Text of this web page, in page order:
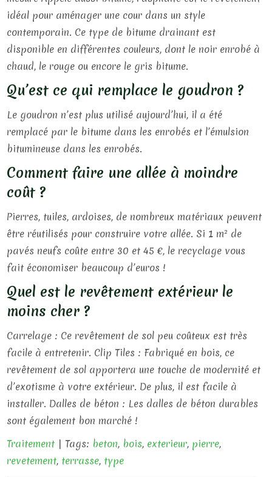
idéal pour aménager une cour dans un style
contemporain. Ce type de bitume drainant est
disponible en différentes couleurs, dont le noir enrobé à
chaud, le rouge ou encore le gris bitume.
Qu’est ce qui remplace le goudron ?
Le goudron n’est plus utilisé aujourd’hui, il a été
remplacé par le bitume dans les enrobés et l’émulsion
bitumineuse dans les enrobés.
Comment faire une allée à moindre
coût ?
Pierres, tuiles, ardoises, de nombreux matériaux peuvent
être réutilisés pour construire votre allée. Si 1 m² de
pavés neufs coûte entre 30 et 45 €, le recyclage vous
fait économiser beaucoup d’euros !
Quel est le revêtement extérieur le
moins cher ?
Carrelage : Ce revêtement de sol peu coûteux est très
facile à entretenir. Clip Tiles : Fabriqué en bois, ce
revêtement de sol apportera une touche de modernité et
d’exotisme à votre extérieur. De plus, il est facile à
installer. Dalles de béton : Les dalles de béton durables
sont également bon marché !
Traitement | Tags: beton, bois, exterieur, pierre,
revetement, terrasse, type